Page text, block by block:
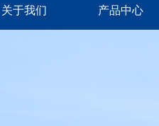
关于我们 产品中心